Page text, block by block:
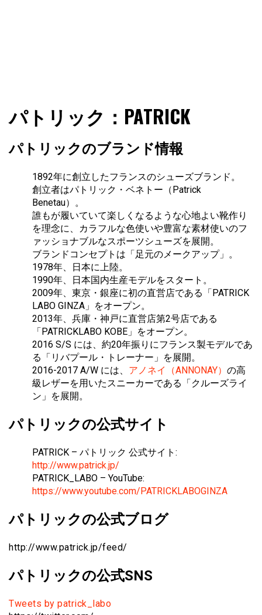
ファショコン通信
ッションとモードを分析するファッション情報サイトです
パトリック：PATRICK
パトリックのブランド情報
1892年に創立したフランスのシューズブランド。
創立者はパトリック・ベネトー（Patrick
Benetau）。
誰もが履いていて楽しくなるような心地よい靴作り
を理念に、カラフルな色使いや豊富な素材使いのフ
ァッショナブルなスポーツシューズを展開。
ブランドコンセプトは「足元のメークアップ」。
1978年、日本に上陸。
1990年、日本国内生産モデルをスタート。
2009年、東京・銀座に初の直営店である「PATRICK
LABO GINZA」をオープン。
2013年、兵庫・神戸に直営店第2号店である
「PATRICKLABO KOBE」をオープン。
2016 S/S には、約20年振りにフランス製モデルであ
る「リバプール・トレーナー」を展開。
2016-2017 A/W には、 アノネイ（ANNONAY） の高
級レザーを用いたスニーカーである「クルーズライ
ン」を展開。
パトリックの公式サイト
PATRICK – パトリック 公式サイト:
http://www.patrick.jp/
PATRICK_LABO – YouTube:
https://www.youtube.com/PATRICKLABOGINZA
パトリックの公式ブログ
http://www.patrick.jp/feed/
パトリックの公式SNS
Tweets by patrick_labo